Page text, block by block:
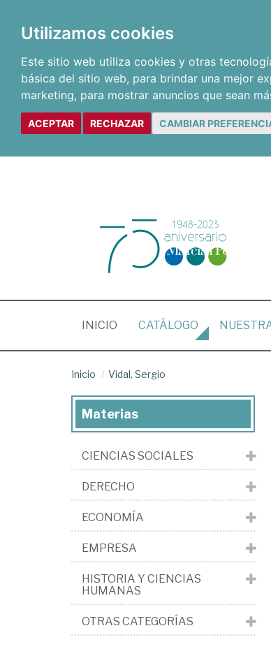
Utilizamos cookies
Este sitio web utiliza cookies y otras
básica del sitio web, para brindar una mejor
marketing, para mostrar anuncios que sean
ACEPTAR RECHAZAR CAMBIAR
INICIO (CURRENT)
CATÁLOGO
Inicio Vidal, Sergio
Materias
CIENCIAS SOCIALES
DERECHO
ECONOMÍA
EMPRESA
HISTORIA Y CIENCIAS
HUMANAS
OTRAS CATEGORÍAS